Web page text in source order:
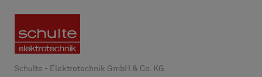
Schulte - Elektrotechnik GmbH & Co. KG